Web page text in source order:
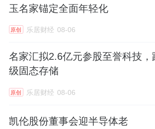
玉名家锚定全面年轻化
原创 乐居财经 08-06
名家汇拟2.6亿元参股至誉科技，
级固态存储
原创 乐居财经 08-06
凯伦股份董事会迎半导体老